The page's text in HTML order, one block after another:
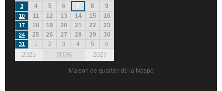
3 4 5 6 7 8 9
10 11 12 13 14 15 16
17 18 19 20 21 22 23
24 25 26 27 28 29 30
31 1 2 3 4 5 6
2025 2026 2027
Maison de quartier de la Naspe